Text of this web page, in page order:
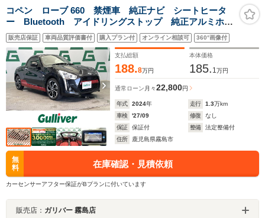
コペン ローブ 660 禁煙車 純正ナビ シートヒータ
ー Bluetooth アイドリングストップ 純正アルミホイ
ール フルセグTV LEDヘッドライト スマートキー
純正フロアマット USB入力端子 DVD再生 ターボ
販売店保証 車両品質評価書付 購入プラン付 オンライン相談可 360°画像付
支払総額
188.8万円
本体価格
185. 1 万円
通常ローン 月々22,800円
年式 2024年 走行 1.3万km
車検
'27/09 修復
なし
保証
保証付 整備
法定整備付
住所
鹿児島県霧島市
無
料
在庫確認・見積依頼
カーセンサーアフター保証がBプランに付いています
販売店： ガリバー 霧島店